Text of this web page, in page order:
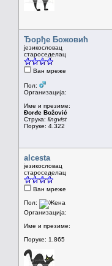
Ђорђе Божовић
језикословац
староседелац
Ван мреже
Пол:
Организација:
Име и презиме:
Đorđe Božović
Струка: lingvist
Поруке: 4.322
alcesta
језикословац
староседелац
Ван мреже
Пол:
Организација:
Име и презиме:
Поруке: 1.865